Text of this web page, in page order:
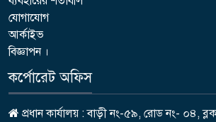
যোগাযোগ
আর্কাইভ
বিজ্ঞাপন ।
কর্পোরেট অফিস
প্রধান কার্যালয় : বাড়ী নং-৫৯, রোড নং- ০৪,